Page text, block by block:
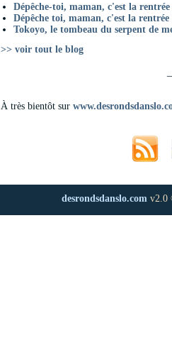
Dépêche-toi, maman, c'est la
Dépêche toi, maman, c'est la rentrée
Tokoyo, le tombeau du serpent de
>> voir tout le blog
À très bientôt sur
desrondsdanslo.comv2.0